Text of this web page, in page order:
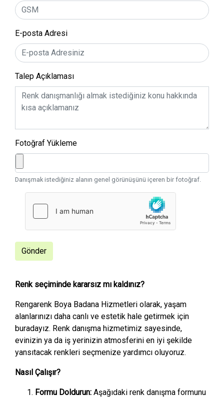
E-posta Adresi
Talep Açıklaması
Fotoğraf Yükleme
Danışmak istediğiniz alanın genel görünüşünü içeren bir fotoğraf.
Gönder
Renk seçiminde kararsız mı kaldınız?
Rengarenk Boya Badana Hizmetleri olarak, yaşam
alanlarınızı daha canlı ve estetik hale getirmek için
buradayız. Renk danışma hizmetimiz sayesinde,
evinizin ya da iş yerinizin atmosferini en iyi şekilde
yansıtacak renkleri seçmenize yardımcı oluyoruz.
Nasıl Çalışır?
Formu Doldurun: Aşağıdaki renk danışma formunu